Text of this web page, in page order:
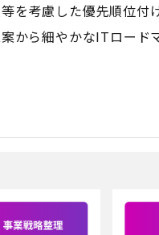
を考慮した優先順位
から細やかなITロード